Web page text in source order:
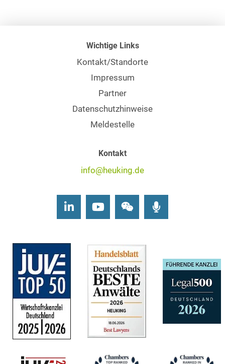
Wichtige Links
Kontakt/Standorte
Impressum
Partner
Datenschutzhinweise
Meldestelle
Kontakt
info@heuking.de
LinkedInYoutubeWechat